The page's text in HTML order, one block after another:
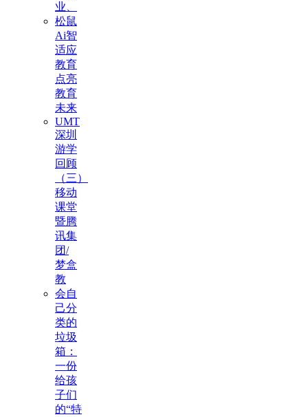
业、
松鼠
Ai智
适应
教育
点亮
教育
未来
UMT
深圳
游学
回顾
（三）
移动
课堂
暨腾
讯集
团/
梦盒
教
会自
己分
类的
垃圾
箱：
一份
给孩
子们
的“特